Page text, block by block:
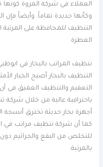
العملاء في شركة المروة
وكأنها جديدة تماماً. وأيضاً
التنظيف للمحافظة على المرتبة
العطرة.
تنظيف المراتب بالبخار في
التنظيف بالبخار أصبح الخيار
التعقيم والتنظيف العميق في
باحترافية عالية من خلال
أجهزة بخار حديثة تخترق أنسجة
كما أن شركة تنظيف مراتب في
للتخلص من البقع والجراثيم
بالمرتبة.